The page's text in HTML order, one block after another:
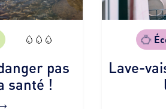
pas
santé !
Lave-